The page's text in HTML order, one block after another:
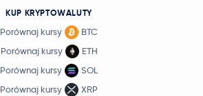
KUP KRYPTOWALUTY
Porównaj kursy
BTC
Porównaj kursy
ETH
Porównaj kursy
SOL
Porównaj kursy
XRP